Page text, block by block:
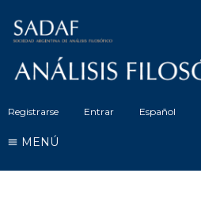
Registrarse Entrar Español
MENÚ